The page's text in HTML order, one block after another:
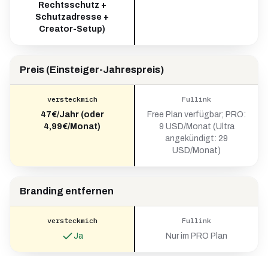
Rechtsschutz +
Schutzadresse +
Creator-Setup)
Preis (Einsteiger-Jahrespreis)
versteckmich
47€/Jahr (oder
4,99€/Monat)
Fullink
Free Plan verfügbar; PRO:
9 USD/Monat (Ultra
angekündigt: 29
USD/Monat)
Branding entfernen
versteckmich
Ja
Fullink
Nur im PRO Plan